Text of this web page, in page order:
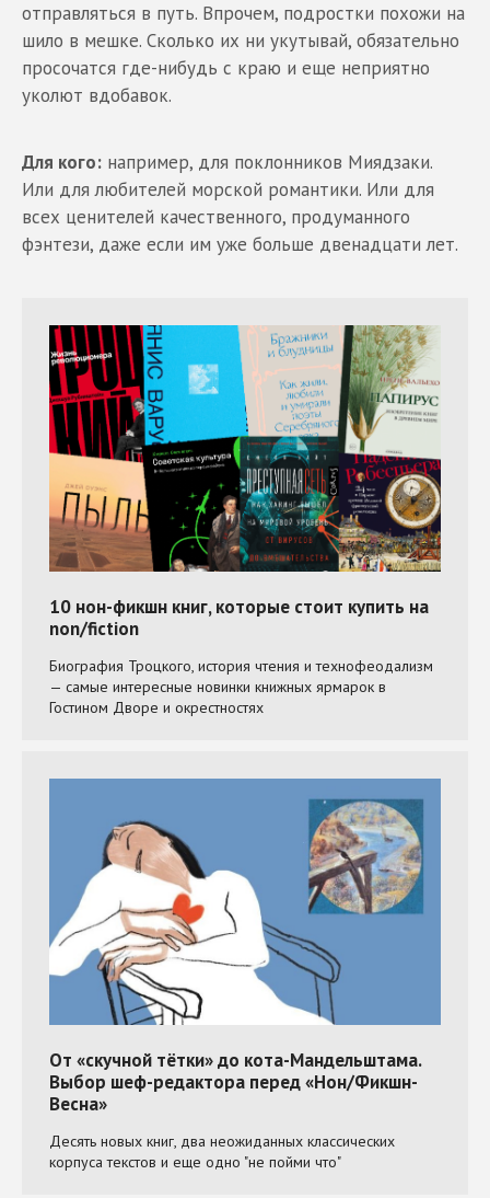
отправляться в путь. Впрочем, подростки похожи на
шило в мешке. Сколько их ни укутывай, обязательно
просочатся где-нибудь с краю и еще неприятно
уколют вдобавок.
Для кого: например, для поклонников Миядзаки.
Или для любителей морской романтики. Или для
всех ценителей качественного, продуманного
фэнтези, даже если им уже больше двенадцати лет.